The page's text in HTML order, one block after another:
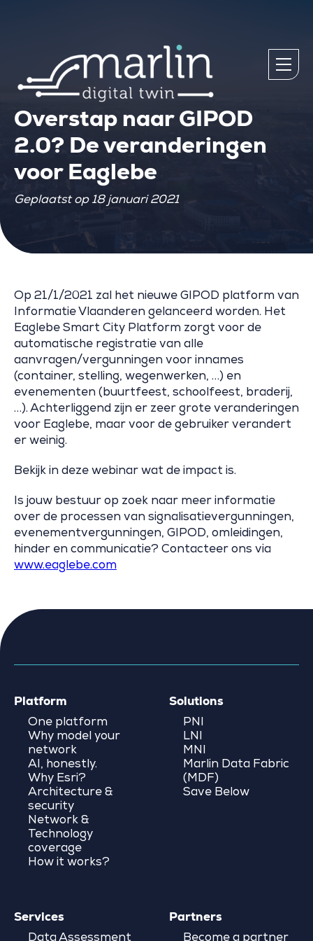
Overstap naar GIPOD
2.0? De veranderingen
voor Eaglebe
Geplaatst op 18 januari 2021
Op 21/1/2021 zal het nieuwe GIPOD platform van
Informatie Vlaanderen gelanceerd worden. Het
Eaglebe Smart City Platform zorgt voor de
automatische registratie van alle
aanvragen/vergunningen voor innames
(container, stelling, wegenwerken, …) en
evenementen (buurtfeest, schoolfeest, braderij,
…). Achterliggend zijn er zeer grote veranderingen
voor Eaglebe, maar voor de gebruiker verandert
er weinig.
Bekijk in deze webinar wat de impact is.
Is jouw bestuur op zoek naar meer informatie
over de processen van signalisatievergunningen,
evenementvergunningen, GIPOD, omleidingen,
hinder en communicatie? Contacteer ons via
www.eaglebe.com
Platform
One platform
Why model your
network
AI, honestly.
Why Esri?
Architecture &
security
Network &
Technology
coverage
How it works?
Solutions
PNI
LNI
MNI
Marlin Data Fabric
(MDF)
Save Below
Services
Data Assessment
Partners
Become a partner